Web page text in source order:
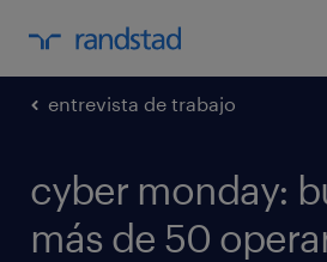
entrevista de trabajo
cyber monday:
más de 50